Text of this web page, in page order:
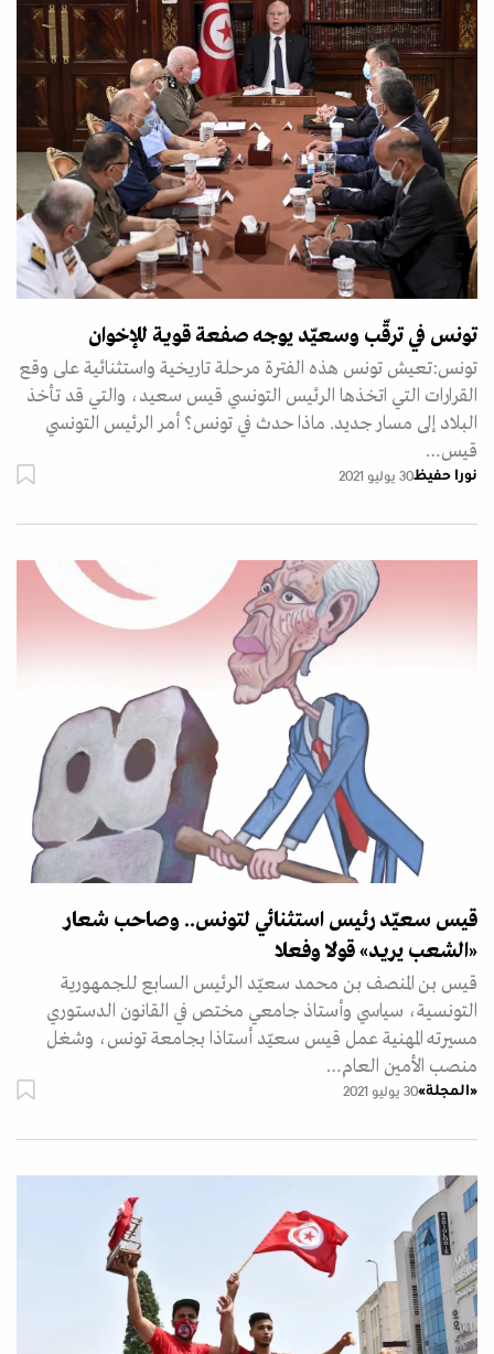
تونس في ترقّب وسعيّد يوجه صفعة قوية للإخوان
تونس:تعيش تونس هذه الفترة مرحلة تاريخية واستثنائية على وقع
القرارات التي اتخذها الرئيس التونسي قيس سعيد، والتي قد تأخذ
البلاد إلى مسار جديد. ماذا حدث في تونس؟ أمر الرئيس التونسي
قيس…
نورا حفيظ30 يوليو 2021
قيس سعيّد رئيس استثنائي لتونس.. وصاحب شعار
«الشعب يريد» قولا وفعلا
قيس بن المنصف بن محمد سعيّد الرئيس السابع للجمهورية
التونسية، سياسي وأستاذ جامعي مختص في القانون الدستوري
مسيرته المهنية عمل قيس سعيّد أستاذا بجامعة تونس، وشغل
منصب الأمين العام…
«المجلة»30 يوليو 2021